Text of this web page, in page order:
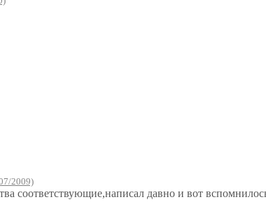
2009)
соответствующие,написал давно и вот